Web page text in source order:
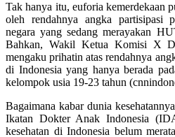
Tak hanya itu, euforia kemerdekaan
oleh rendahnya angka partisipasi
negara yang sedang merayakan
Bahkan, Wakil Ketua Komisi X
mengaku prihatin atas rendahnya
di Indonesia yang hanya berada
kelompok usia 19-23 tahun
Bagaimana kabar dunia
Ikatan Dokter Anak Indonesia
kesehatan di Indonesia belum